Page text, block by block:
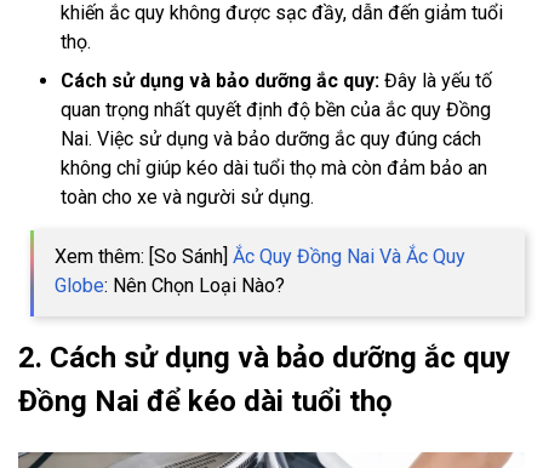
khiến ắc quy không được sạc đầy, dẫn đến giảm tuổi
thọ.
Cách sử dụng và bảo dưỡng ắc quy: Đây là yếu tố
quan trọng nhất quyết định độ bền của ắc quy Đồng
Nai. Việc sử dụng và bảo dưỡng ắc quy đúng cách
không chỉ giúp kéo dài tuổi thọ mà còn đảm bảo an
toàn cho xe và người sử dụng.
Xem thêm: [So Sánh] Ắc Quy Đồng Nai Và Ắc Quy
Globe: Nên Chọn Loại Nào?
2. Cách sử dụng và bảo dưỡng ắc quy
Đồng Nai để kéo dài tuổi thọ